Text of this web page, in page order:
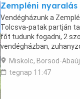
Zempléni
Vendégházunk a
Tolcsva-patak partján
főt tudunk fogadni, 2
vendégházban,
bográcsozási
Miskolc, Borsod-
tegnap 11:47